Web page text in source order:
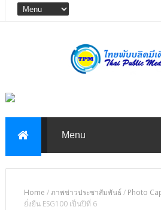
Home /ภาพข่าวประชาสัมพันธ์ / Photo
ยั่งยืน ESG100 เป็นปีที่ 6